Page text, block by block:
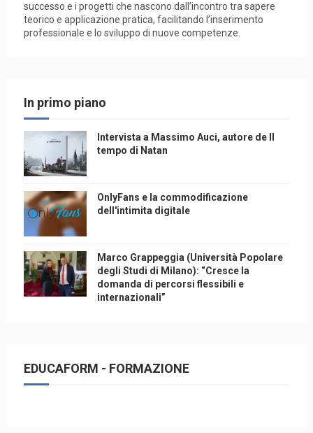
successo e i progetti che nascono dall’incontro tra sapere
teorico e applicazione pratica, facilitando l’inserimento
professionale e lo sviluppo di nuove competenze.
In primo piano
Intervista a Massimo Auci, autore de Il
tempo di Natan
OnlyFans e la commodificazione
dell'intimita digitale
Marco Grappeggia (Università Popolare
degli Studi di Milano): “Cresce la
domanda di percorsi flessibili e
internazionali”
EDUCAFORM - FORMAZIONE